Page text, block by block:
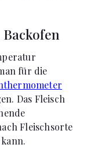
für die
Das Fleisch
Fleischsorte